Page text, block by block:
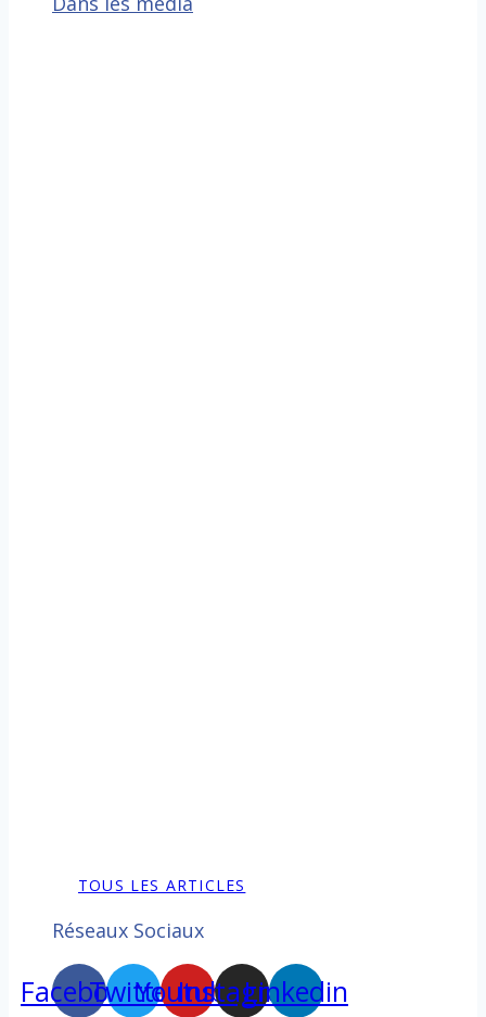
TOUS LES ARTICLES
Réseaux Sociaux
Facebook
TwitterYoutube
Instagram
Linkedin